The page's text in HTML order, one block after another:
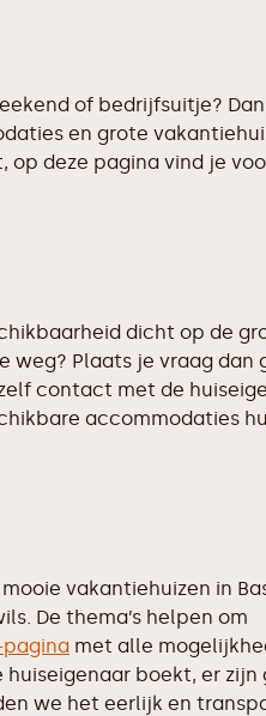
of bedrijfsuitje?
en grote
deze pagina vind je
dicht op de
weg? Plaats je vraag dan
contact met de
accommodaties
vakantiehuizen in
De thema’s helpen om
met alle
boekt, er zijn
we het eerlijk en